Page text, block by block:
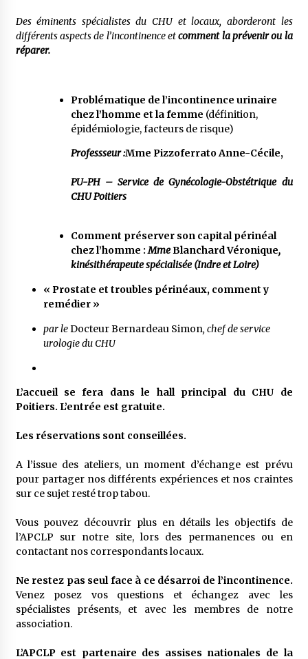
Des éminents spécialistes du CHU et locaux, aborderont les
différents aspects de l’incontinence etcomment la prévenir ou la
réparer.
Problématique de l’incontinence urinaire
chez l’homme et la femme (définition,
épidémiologie, facteurs de risque)
Professseur :Mme Pizzoferrato Anne-Cécile,
PU-PH – Service de Gynécologie-Obstétrique du
CHU Poitiers
Comment préserver son capital périnéal
chez l’homme :MmeBlanchard Véronique,
kinésithérapeute spécialisée(Indre et Loire)
« Prostate et troubles périnéaux, comment y
remédier »
par leDocteur Bernardeau Simon, chef de service
urologie du CHU
L’accueil se fera dans le hall principal du CHU de
Poitiers. L’entrée est gratuite.
Les réservations sont conseillées.
A l’issue des ateliers, un moment d’échange est prévu
pour partager nos différents expériences et nos craintes
sur ce sujet resté trop tabou.
Vous pouvez découvrir plus en détails les objectifs de
l’APCLP sur notre site, lors des permanences ou en
contactant nos correspondants locaux.
Ne restez pas seul face à ce désarroi de l’incontinence.
Venez posez vos questions et échangez avec les
spécialistes présents, et avec les membres de notre
association.
L’APCLP est partenaire des assises nationales de la